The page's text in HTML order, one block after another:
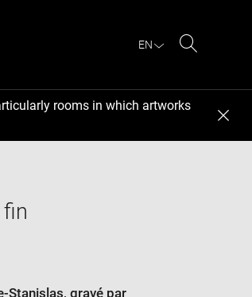
EN
rooms in which artworks
Stanislas, gravé par